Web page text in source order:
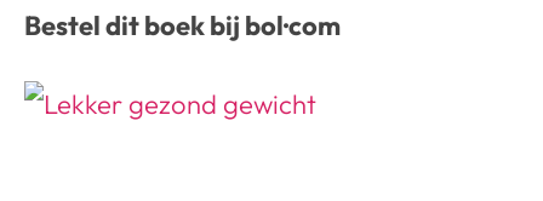
Bestel dit boek bij bol·com